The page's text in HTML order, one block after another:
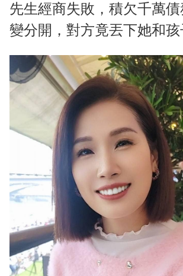
先生經商失敗，積欠千萬
變分開，對方竟丟下她和